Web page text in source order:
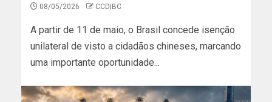
08/05/2026 CCDIBC
A partir de 11 de maio, o Brasil concede isenção
unilateral de visto a cidadãos chineses, marcando
uma importante oportunidade...